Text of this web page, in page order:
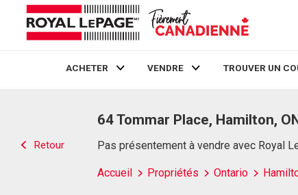
ACHETER VENDRE TROUVER UN
Retour
64 Tommar Place, Hamilton,
Pas présentement à vendre avec Royal
Accueil Propriétés Ontario